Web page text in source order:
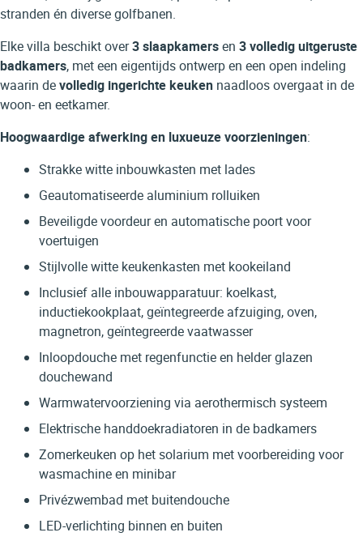
stranden én diverse golfbanen.
Elke villa beschikt over3 slaapkamersen 3 volledig uitgeruste
badkamers, met een eigentijds ontwerp en een open indeling
waarin devolledig ingerichte keuken naadloos overgaat in de
woon- en eetkamer.
Hoogwaardige afwerking en luxueuze voorzieningen:
Strakke witte inbouwkasten met lades
Geautomatiseerde aluminium rolluiken
Beveiligde voordeur en automatische poort voor
voertuigen
Stijlvolle witte keukenkasten met kookeiland
Inclusief alle inbouwapparatuur: koelkast,
inductiekookplaat, geïntegreerde afzuiging, oven,
magnetron, geïntegreerde vaatwasser
Inloopdouche met regenfunctie en helder glazen
douchewand
Warmwatervoorziening via aerothermisch systeem
Elektrische handdoekradiatoren in de badkamers
Zomerkeuken op het solarium met voorbereiding voor
wasmachine en minibar
Privézwembad met buitendouche
LED-verlichting binnen en buiten